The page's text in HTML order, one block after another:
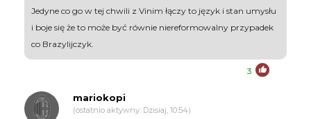
Jedyne co go w tej chwili z Vinim łączy to język i stan umysłu
i boje się że to może być równie niereformowalny przypadek
co Brazylijczyk.
3
mariokopi
(ostatnio aktywny: Dzisiaj, 10:54)